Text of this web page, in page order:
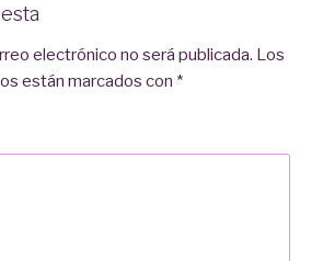
electrónico no será publicada. Los
están marcados con *